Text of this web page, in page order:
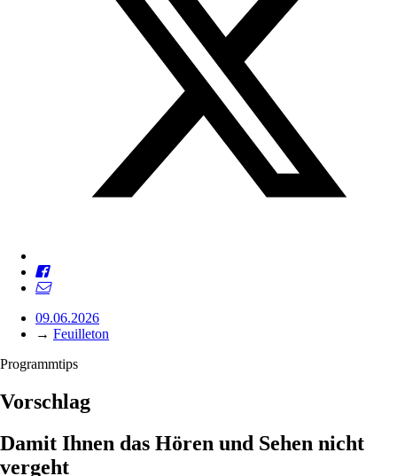
09.06.2026
→ Feuilleton
Programmtips
Vorschlag
Damit Ihnen das Hören und Sehen nicht
vergeht